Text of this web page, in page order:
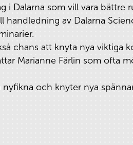
i Dalarna som vill vara
av Dalarna
chans att knyta nya viktiga
Marianne Färlin som ofta
och knyter nya